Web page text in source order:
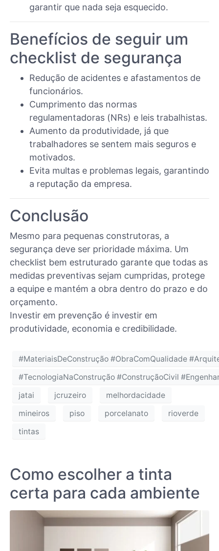
garantir que nada seja esquecido.
Benefícios de seguir um
checklist de segurança
Redução de acidentes e afastamentos de
funcionários.
Cumprimento das normas
regulamentadoras (NRs) e leis trabalhistas.
Aumento da produtividade, já que
trabalhadores se sentem mais seguros e
motivados.
Evita multas e problemas legais, garantindo
a reputação da empresa.
Conclusão
Mesmo para pequenas construtoras, a
segurança deve ser prioridade máxima. Um
checklist bem estruturado garante que todas as
medidas preventivas sejam cumpridas, protege
a equipe e mantém a obra dentro do prazo e do
orçamento.
Investir em prevenção é investir em
produtividade, economia e credibilidade.
#MateriaisDeConstrução #ObraComQualidade
#TecnologiaNaConstrução #ConstruçãoCivil
jatai
jcruzeiro
melhordacidade
mineiros
piso porcelanato
rioverde
tintas
Como escolher a tinta
certa para cada ambiente